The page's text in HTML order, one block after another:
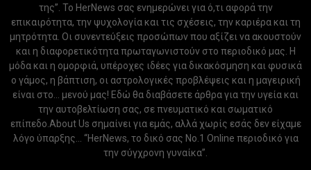
της”. Το HerNews σας ενημερώνει για ό,τι αφορά την
επικαιρότητα, την ψυχολογία και τις σχέσεις, την καριέρα και τη
μητρότητα. Οι συνεντεύξεις προσώπων που αξίζει να ακουστούν
και η διαφορετικότητα πρωταγωνιστούν στο περιοδικό μας. Η
μόδα και η ομορφιά, υπέροχες ιδέες για δικακόσμηση και φυσικά
ο γάμος, η βάπτιση, οι αστρολογικές προβλέψεις και η μαγειρική
είναι στο... μενού μας! Εδώ θα διαβάσετε άρθρα για την υγεία και
την αυτοβελτίωση σας, σε πνευματικό και σωματικό
επίπεδο.About Us σημαίνει για εμάς, αλλά χωρίς εσάς δεν είχαμε
λόγο ύπαρξης... “HerNews, το δικό σας Νo.1 Online περιοδικό για
την σύγχρονη γυναίκα”.